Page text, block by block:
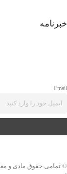
خبرنامه
Email
© تمامی حقوق مادی و